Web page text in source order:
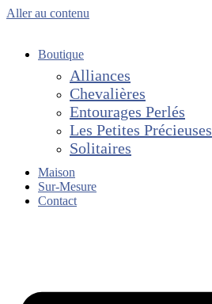
Aller au contenu
Boutique
Alliances
Chevalières
Entourages Perlés
Les Petites Précieuses
Solitaires
Maison
Sur-Mesure
Contact